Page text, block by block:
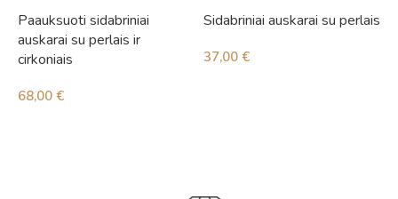
Paauksuoti sidabriniai
auskarai su perlais ir
cirkoniais
68,00 €
Sidabriniai auskarai su perlais
37,00 €